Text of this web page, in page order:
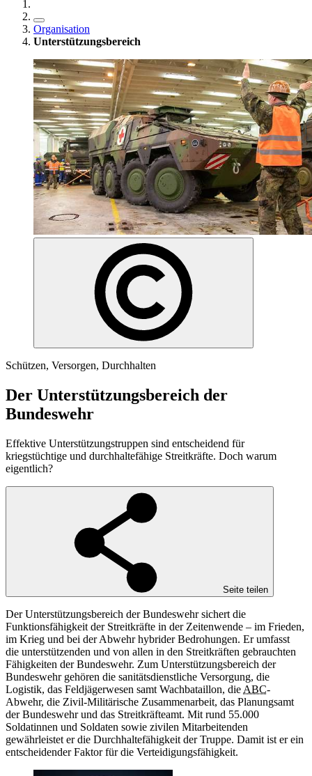
Organisation
Unterstützungsbereich
Schützen, Versorgen, Durchhalten
Der Unterstützungsbereich der
Bundeswehr
Effektive Unterstützungstruppen sind entscheidend für
kriegstüchtige und durchhaltefähige Streitkräfte. Doch warum
eigentlich?
Seite teilen
Der Unterstützungsbereich der Bundeswehr sichert die
Funktionsfähigkeit der Streitkräfte in der Zeitenwende – im Frieden,
im Krieg und bei der Abwehr hybrider Bedrohungen. Erumfasst
die unterstützenden und von allen in den Streitkräften gebrauchten
Fähigkeiten der Bundeswehr. Zum Unterstützungsbereich der
Bundeswehr gehören die sanitätsdienstliche Versorgung, die
Logistik, das Feldjägerwesen samt Wachbataillon, die ABC-
Abwehr, die Zivil-Militärische Zusammenarbeit, das Planungsamt
der Bundeswehr und das Streitkräfteamt. Mit rund 55.000
Soldatinnen und Soldaten sowie zivilen Mitarbeitenden
gewährleistet er die Durchhaltefähigkeit der Truppe. Damit ist er ein
entscheidender Faktor für die Verteidigungsfähigkeit.